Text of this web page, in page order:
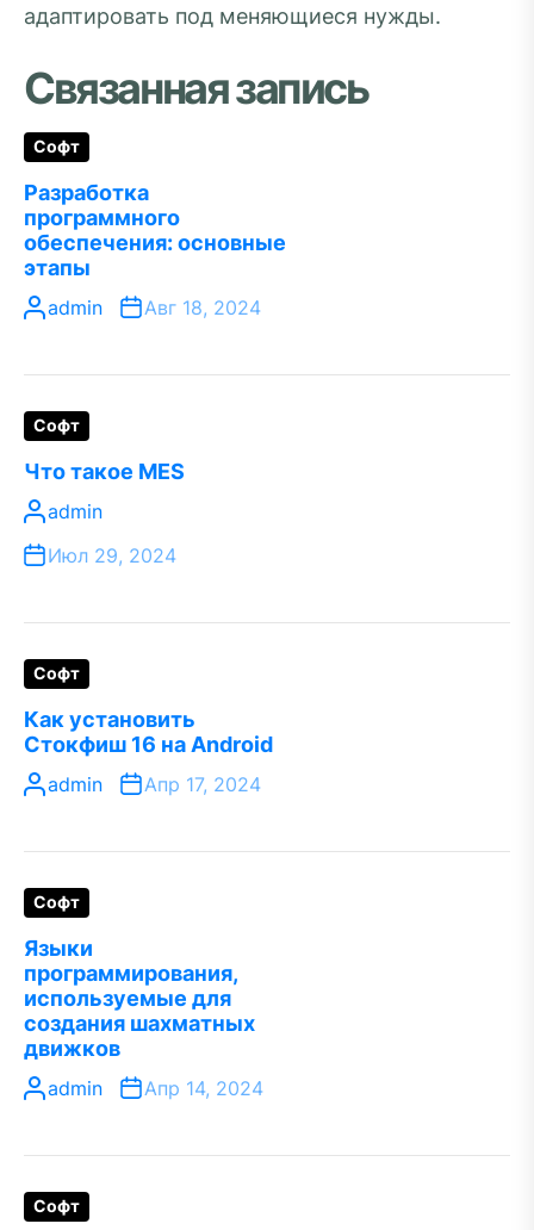
адаптировать под меняющиеся нужды.
Связанная запись
Софт
Разработка
программного
обеспечения: основные
этапы
admin Авг 18, 2024
Софт
Что такое MES
admin
Июл 29, 2024
Софт
Как установить
Стокфиш 16 на Android
admin Апр 17, 2024
Софт
Языки
программирования,
используемые для
создания шахматных
движков
admin Апр 14, 2024
Софт